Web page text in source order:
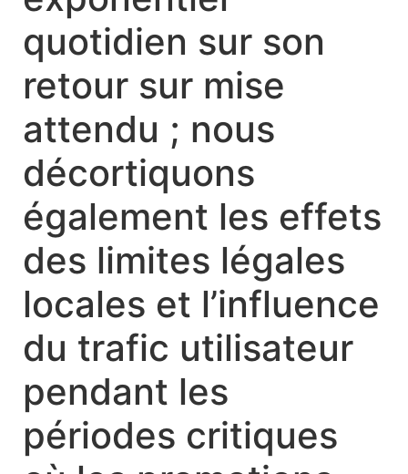
quotidien sur son
retour sur mise
attendu ; nous
décortiquons
également les effets
des limites légales
locales et l’influence
du trafic utilisateur
pendant les
périodes critiques